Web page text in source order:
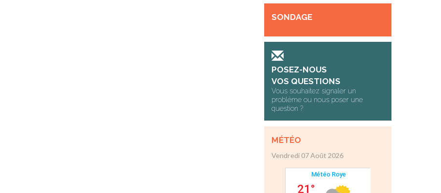
SONDAGE
POSEZ-NOUS
VOS QUESTIONS
Vous souhaitez signaler un
problème ou nous poser une
question ?
MÉTÉO
Vendredi 07 Août 2026